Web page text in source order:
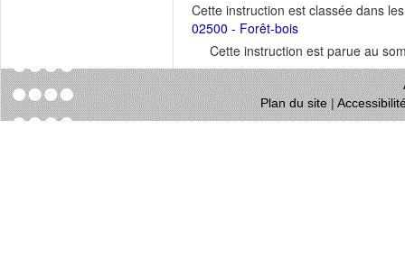
Cette instruction est classée dans
02500 - Forêt-bois
Cette instruction est parue au
Plan du site|